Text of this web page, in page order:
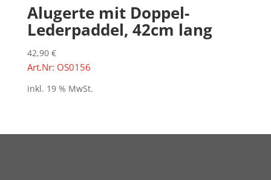
Alugerte mit Doppel-
Lederpaddel, 42cm lang
42,90 €
Art.Nr: OS0156
inkl. 19 % MwSt.